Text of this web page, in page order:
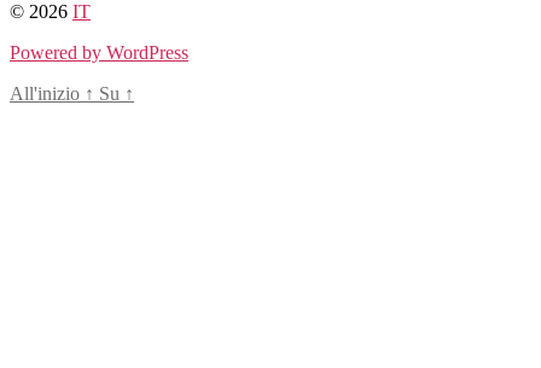
© 2026 IT
Powered by WordPress
All'inizio ↑ Su ↑